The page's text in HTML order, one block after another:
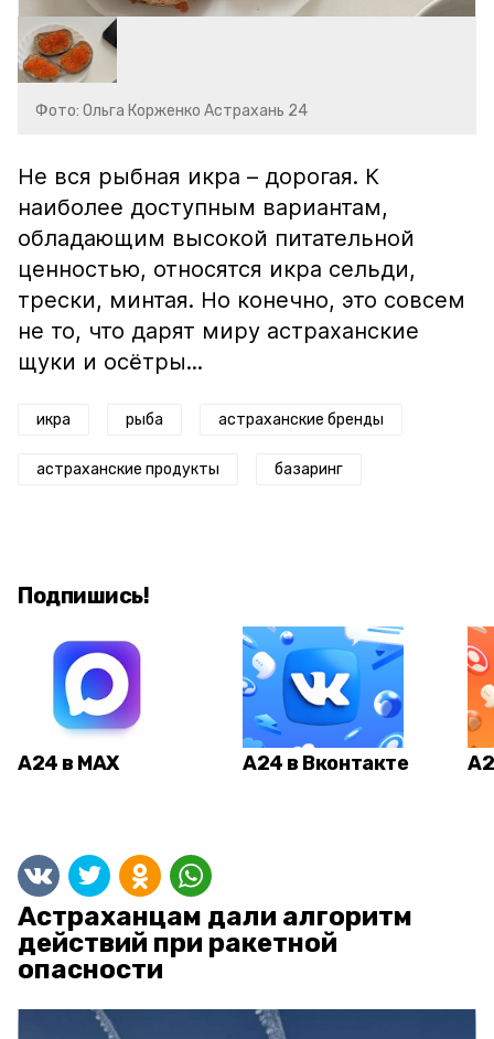
Фото: Ольга Корженко Астрахань 24
Не вся рыбная икра – дорогая. К
наиболее доступным вариантам,
обладающим высокой питательной
ценностью, относятся икра сельди,
трески, минтая. Но конечно, это совсем
не то, что дарят миру астраханские
щуки и осётры...
икра рыба астраханские бренды
астраханские продукты базаринг
Подпишись!
А24 в MAX А24 в Вконтакте
Астраханцам дали алгоритм
действий при ракетной
опасности